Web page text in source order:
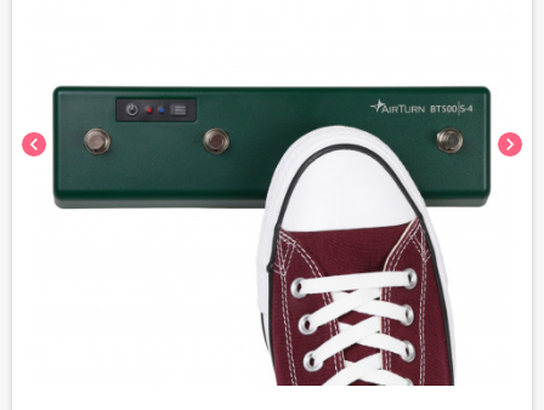
chevron_left chevron_right